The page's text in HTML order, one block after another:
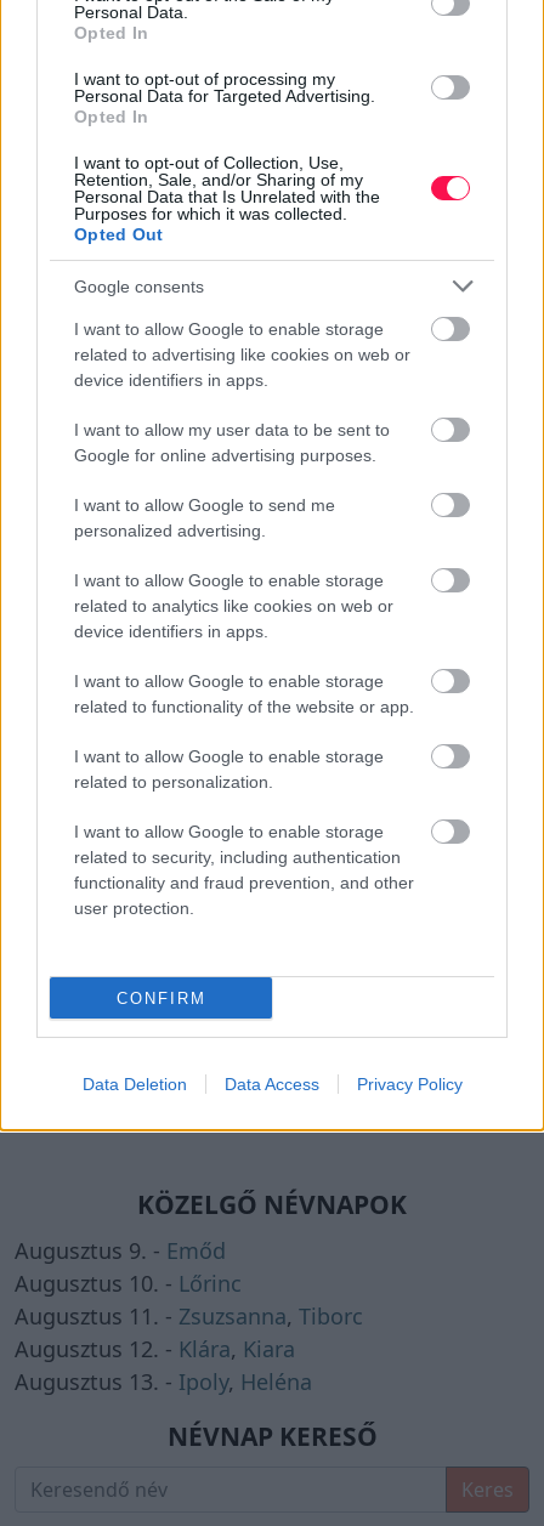
Personal Data.
Opted In
I want to opt-out of processing my
Personal Data for Targeted Advertising.
Opted In
I want to opt-out of Collection, Use,
Retention, Sale, and/or Sharing of my
Personal Data that Is Unrelated with the
Purposes for which it was collected.
Opted Out
Google consents
I want to allow Google to enable storage
related to advertising like cookies on web or
device identifiers in apps.
I want to allow my user data to be sent to
Google for online advertising purposes.
I want to allow Google to send me
personalized advertising.
I want to allow Google to enable storage
related to analytics like cookies on web or
device identifiers in apps.
I want to allow Google to enable storage
related to functionality of the website or app.
I want to allow Google to enable storage
related to personalization.
I want to allow Google to enable storage
related to security, including authentication
functionality and fraud prevention, and other
user protection.
CONFIRM
Data Deletion Data Access Privacy Policy
Megosztom Facebookon
Ez is érdekelhet
GYAKRAN ISMÉTELT KÉRDÉSEK AZ ALEX
NÉVNAPRÓL
MIKOR VAN ALEX NÉVNAP?
Alex hagyományos névnapjafebruár 9-én
a napon köszöntik Magyarországon leggyakrabban az
Alex nevűeket.
MILYEN EREDETŰ AZ ALEX NÉV?
Az Alex görög eredetű név.
Névnapok ABC sorrendben
Milyen névnap van ma?
KÖZELGŐ NÉVNAPOK
Augusztus 9. - Emőd
Augusztus 10. - Lőrinc
Augusztus 11. - Zsuzsanna, Tiborc
Augusztus 12. - Klára, Kiara
Augusztus 13. - Ipoly, Heléna
NÉVNAP KERESŐ
Keres